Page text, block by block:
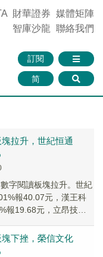
財華證券 媒體矩陣
智庫沙龍 聯絡我們
訂閱
简
塊拉升，世紀恒通
字閱讀板塊拉升。世紀
報40.07元，漢王科
報19.68元，立昂技術
塊下挫，榮信文化